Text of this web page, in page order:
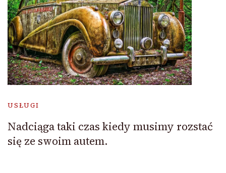
USŁUGI
Nadciąga taki czas kiedy musimy rozstać
się ze swoim autem.